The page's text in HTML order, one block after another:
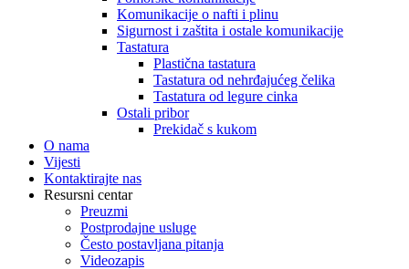
Komunikacije o nafti i plinu
Sigurnost i zaštita i ostale komunikacije
Tastatura
Plastična tastatura
Tastatura od nehrđajućeg čelika
Tastatura od legure cinka
Ostali pribor
Prekidač s kukom
O nama
Vijesti
Kontaktirajte nas
Resursni centar
Preuzmi
Postprodajne usluge
Često postavljana pitanja
Videozapis